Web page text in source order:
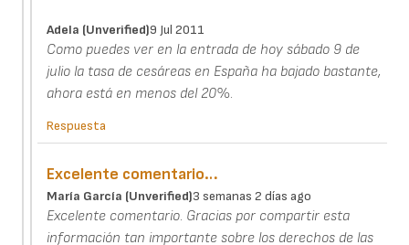
Adela (unverified)9 Jul 2011
Como puedes ver en la entrada de hoy sábado 9 de
julio la tasa de cesáreas en España ha bajado bastante,
ahora está en menos del 20%.
Respuesta
Excelente comentario…
María García (unverified)3 semanas 2 días ago
Excelente comentario. Gracias por compartir esta
información tan importante sobre los derechos de las